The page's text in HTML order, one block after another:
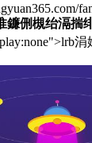
鐮侀槻绐滆揣